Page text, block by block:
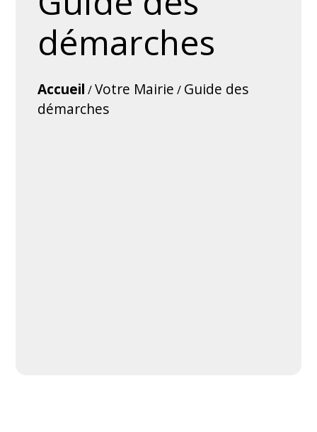
démarches
Accueil /Votre Mairie / Guide des
démarches